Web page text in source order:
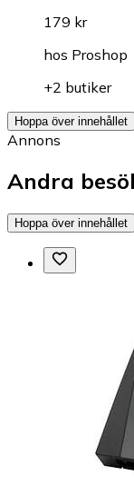
179 kr
hos Proshop
+2 butiker
Hoppa över innehållet
Annons
Andra
Hoppa över innehållet